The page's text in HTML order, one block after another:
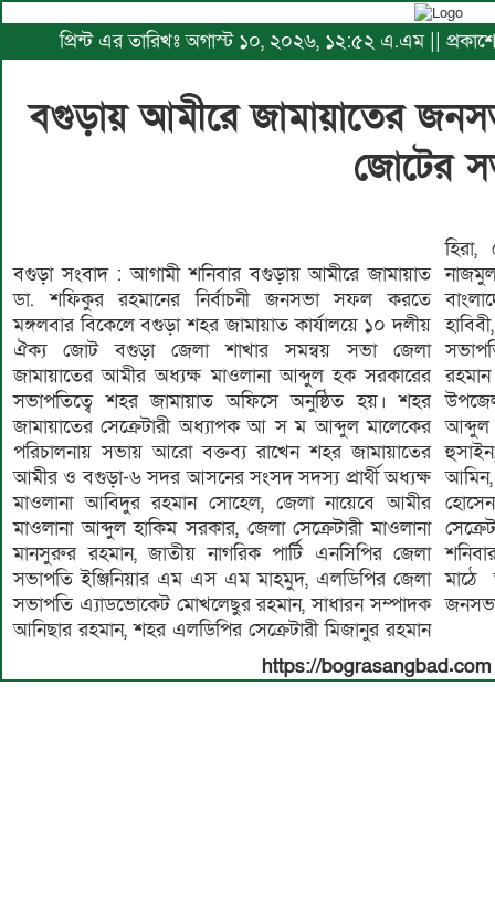
প্রিন্ট এর তারিখঃ অগাস্ট ১০, ২০২৬, ১২:৫২ এ.এম ||
বগুড়ায় আমীরে জামায়াতের
জোটের
বগুড়া সংবাদ : আগামী শনিবার বগুড়ায় আমীরে জামায়াত
ডা. শফিকুর রহমানের নির্বাচনী জনসভা সফল করতে
মঙ্গলবার বিকেলে বগুড়া শহর জামায়াত কার্যালয়ে ১০ দলীয়
ঐক্য জোট বগুড়া জেলা শাখার সমন্বয় সভা জেলা
জামায়াতের আমীর অধ্যক্ষ মাওলানা আব্দুল হক সরকারের
সভাপতিত্বে শহর জামায়াত অফিসে অনুষ্ঠিত হয়। শহর
জামায়াতের সেক্রেটারী অধ্যাপক আ স ম আব্দুল মালেকের
পরিচালনায় সভায় আরো বক্তব্য রাখেন শহর জামায়াতের
আমীর ও বগুড়া-৬ সদর আসনের সংসদ সদস্য প্রার্থী অধ্যক্ষ
মাওলানা আবিদুর রহমান সোহেল, জেলা নায়েবে আমীর
মাওলানা আব্দুল হাকিম সরকার, জেলা সেক্রেটারী মাওলানা
মানসুরুর রহমান, জাতীয় নাগরিক পার্টি এনসিপির জেলা
সভাপতি ইঞ্জিনিয়ার এম এস এম মাহমুদ, এলডিপির জেলা
সভাপতি এ্যাডভোকেট মোখলেছুর রহমান, সাধারন সম্পাদক
আনিছার রহমান, শহর এলডিপির সেক্রেটারী মিজানুর রহমান
নাজমুল হাসান, সেক্রেটারী মাওলানা শাহাদৎ হোসেন,
বাংলাদেশ খেলাফত মজলিসের সেক্রেটারী মাওলানা উইসুফ
হাবিবী, বাংলাদেশ ডেভলপমেন্ট পার্টি বিডিপির জেলা
সভাপতি মাহফুজুল হক, এবি পার্টি বগুড়ার সভাপতি গোলাম
রহমান রয়েল, সদস্য সচিব এসএ জাহিদ সরকার, কাহালু
উপজেলা সভাপতি আবু হানজালা, জামায়াত নেতা মাওলানা
আব্দুল বাসেত, শহর নায়েবে আমীর মাওলানা আলমগীর
হুসাইন, অধ্যাপক রফিকুল আলম, এ্যাডেভোকেট আল
আমিন, মাওলানা আব্দুল হামিদ বেগ, প্রচার সম্পাদক ইকবাল
হোসেন, ছাত্রশিবির বগুড়া শহর সভাপতি খন্দকার হাবিবুল্লাহ,
সেক্রেটারী শফিকুল ইসলাম প্রমুখ। আগামী ২৪ জানুয়ারী
শনিবার সকাল সাড়ে ১০ টায় বগুড়ার আলতাফুন্নেছা খেলার
মাঠে আমীরে জামায়াত ডা. শফিকুর রহমান নির্বাচনী
https://